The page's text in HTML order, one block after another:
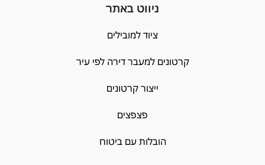
ניווט באתר
ציוד למובילים
קרטונים למעבר דירה לפי עיר
ייצור קרטונים
פצפצים
הובלות עם ביטוח